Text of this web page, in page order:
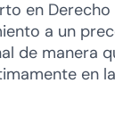
en
a un
de manera
en